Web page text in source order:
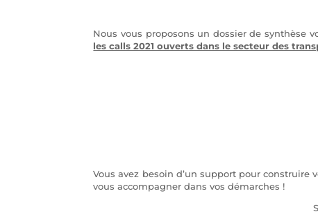
Nous vous proposons un dossier de synthèse
les calls 2021 ouverts dans le secteur des
Vous avez besoin d’un support pour construire
vous accompagner dans vos démarches !